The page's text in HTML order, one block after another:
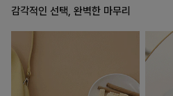
감각적인 선택, 완벽한 마무리